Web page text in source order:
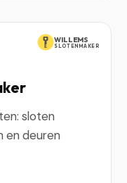
WILLEMS
SLOTENMAKER
sloten
en deuren